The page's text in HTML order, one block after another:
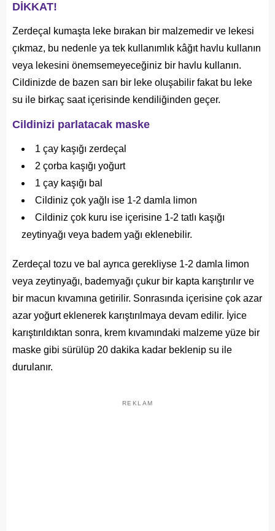
DİKKAT!
Zerdeçal kumaşta leke bırakan bir malzemedir ve lekesi
çıkmaz, bu nedenle ya tek kullanımlık kâğıt havlu kullanın
veya lekesini önemsemeyeceğiniz bir havlu kullanın.
Cildinizde de bazen sarı bir leke oluşabilir fakat bu leke
su ile birkaç saat içerisinde kendiliğinden geçer.
Cildinizi parlatacak maske
1 çay kaşığı zerdeçal
2 çorba kaşığı yoğurt
1 çay kaşığı bal
Cildiniz çok yağlı ise 1-2 damla limon
Cildiniz çok kuru ise içerisine 1-2 tatlı kaşığı
zeytinyağı veya badem yağı eklenebilir.
Zerdeçal tozu ve bal ayrıca gerekliyse 1-2 damla limon
veya zeytinyağı, bademyağı çukur bir kapta karıştırılır ve
bir macun kıvamına getirilir. Sonrasında içerisine çok azar
azar yoğurt eklenerek karıştırılmaya devam edilir. İyice
karıştırıldıktan sonra, krem kıvamındaki malzeme yüze bir
maske gibi sürülüp 20 dakika kadar beklenip su ile
durulanır.
REKLAM